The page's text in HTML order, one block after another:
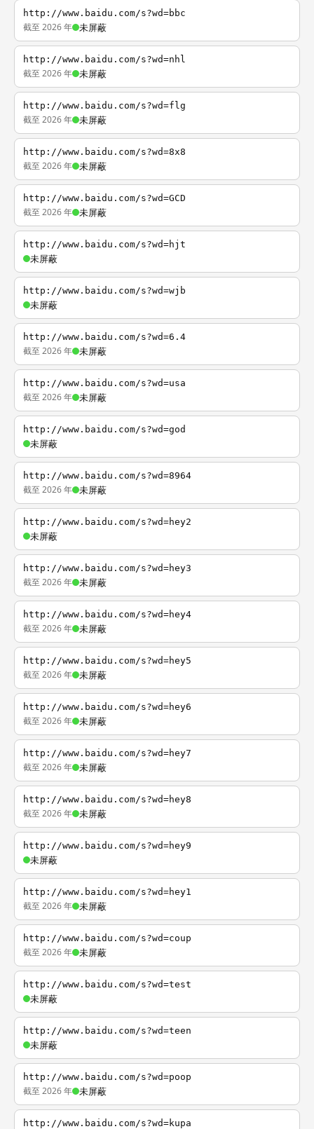
http://www.baidu.com/s?wd=bbc
截至 2026 年 未屏蔽
http://www.baidu.com/s?wd=nhl
截至 2026 年 未屏蔽
http://www.baidu.com/s?wd=flg
截至 2026 年 未屏蔽
http://www.baidu.com/s?wd=8x8
截至 2026 年 未屏蔽
http://www.baidu.com/s?wd=GCD
截至 2026 年 未屏蔽
http://www.baidu.com/s?wd=hjt
未屏蔽
http://www.baidu.com/s?wd=wjb
未屏蔽
http://www.baidu.com/s?wd=6.4
截至 2026 年 未屏蔽
http://www.baidu.com/s?wd=usa
截至 2026 年 未屏蔽
http://www.baidu.com/s?wd=god
未屏蔽
http://www.baidu.com/s?wd=8964
截至 2026 年 未屏蔽
http://www.baidu.com/s?wd=hey2
未屏蔽
http://www.baidu.com/s?wd=hey3
截至 2026 年 未屏蔽
http://www.baidu.com/s?wd=hey4
截至 2026 年 未屏蔽
http://www.baidu.com/s?wd=hey5
截至 2026 年 未屏蔽
http://www.baidu.com/s?wd=hey6
截至 2026 年 未屏蔽
http://www.baidu.com/s?wd=hey7
截至 2026 年 未屏蔽
http://www.baidu.com/s?wd=hey8
截至 2026 年 未屏蔽
http://www.baidu.com/s?wd=hey9
未屏蔽
http://www.baidu.com/s?wd=hey1
截至 2026 年 未屏蔽
http://www.baidu.com/s?wd=coup
截至 2026 年 未屏蔽
http://www.baidu.com/s?wd=test
未屏蔽
http://www.baidu.com/s?wd=teen
未屏蔽
http://www.baidu.com/s?wd=poop
截至 2026 年 未屏蔽
http://www.baidu.com/s?wd=kupa